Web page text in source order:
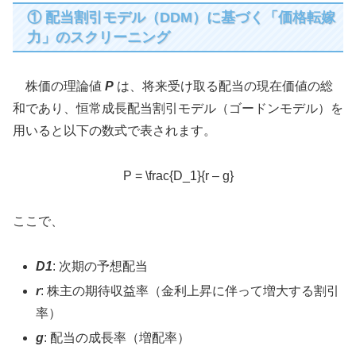
① 配当割引モデル（DDM）に基づく「価格転嫁
力」のスクリーニング
株価の理論値 P は、将来受け取る配当の現在価値の総
和であり、恒常成長配当割引モデル（ゴードンモデル）を
用いると以下の数式で表されます。
P = \frac{D_1}{r – g}
ここで、
D1: 次期の予想配当
r: 株主の期待収益率（金利上昇に伴って増大する割引
率）
g: 配当の成長率（増配率）